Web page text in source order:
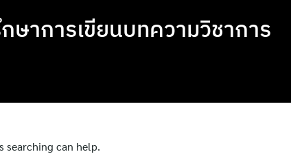
ษาการเขียนบทความวิชาการ
searching can help.